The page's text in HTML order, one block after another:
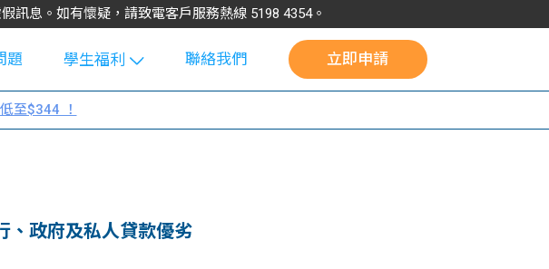
訊息。如有懷疑，請致電客戶服務熱線 5198 4354。
題
學生福利
uFinance 校
園贊助
聯絡我們 立即申請
至$344 ！
、政府及私人貸款優劣